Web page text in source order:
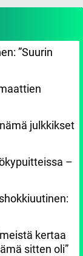
”Suurin
julkkikset
–
kertaa
sitten oli”